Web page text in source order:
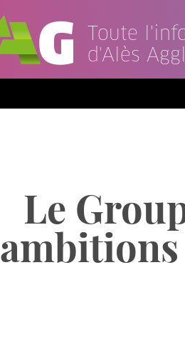
Toute
d'Alès
Le